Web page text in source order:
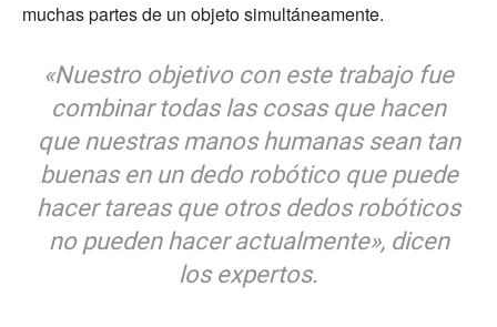
muchas partes de un objeto simultáneamente.
«Nuestro objetivo con este trabajo fue
combinar todas las cosas que hacen
que nuestras manos humanas sean tan
buenas en un dedo robótico que puede
hacer tareas que otros dedos robóticos
no pueden hacer actualmente», dicen
los expertos.